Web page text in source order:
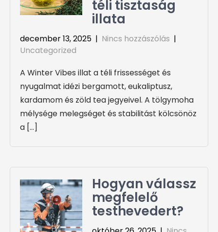
téli tisztaság
illata
december 13, 2025 | Nincs hozzászólás |
Uncategorized
A Winter Vibes illat a téli frissességet és
nyugalmat idézi bergamott, eukaliptusz,
kardamom és zöld tea jegyeivel. A tölgymoha
mélysége melegséget és stabilitást kölcsönöz
a […]
Hogyan válassz
megfelelő
testhevedert?